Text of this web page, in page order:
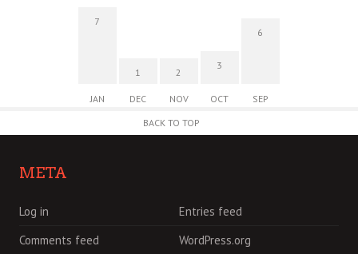
7
JAN
1
DEC
2
NOV
3
OCT
6
SEP
BACK TO TOP
META
Log in
Entries feed
Comments feed
WordPress.org